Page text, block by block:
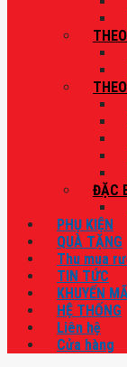
ĐẶC
PHỤ KIỆN
QUÀ TẶNG
Thu mua
TIN TỨC
KHUYẾN
HỆ THỐNG
Liên hệ
Cửa hàng